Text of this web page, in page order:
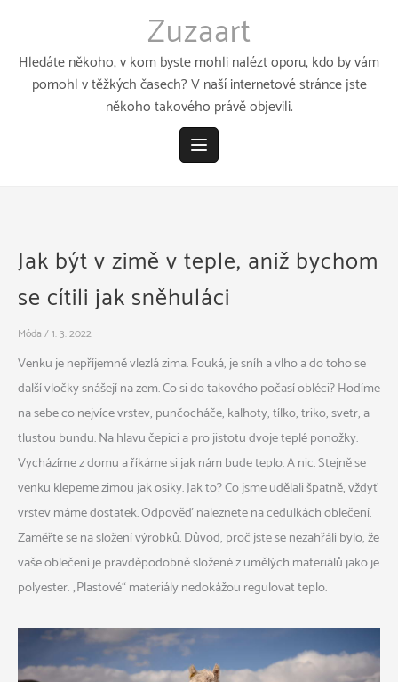
obsahu
Zuzaart
Hledáte někoho, v kom byste mohli nalézt oporu, kdo by vám
pomohl v těžkých časech? V naší internetové stránce jste
někoho takového právě objevili.
Jak být v zimě v teple, aniž bychom
se cítili jak sněhuláci
Móda /1. 3. 2022
Venku je nepříjemně vlezlá zima. Fouká, je sníh a vlho a do toho se
další vločky snášejí na zem. Co si do takového počasí obléci? Hodíme
na sebe co nejvíce vrstev, punčocháče, kalhoty, tílko, triko, svetr, a
tlustou bundu. Na hlavu čepici a pro jistotu dvoje teplé ponožky.
Vycházíme z domu a říkáme si jak nám bude teplo. A nic. Stejně se
venku klepeme zimou jak osiky. Jak to? Co jsme udělali špatně, vždyť
vrstev máme dostatek. Odpověď naleznete na cedulkách oblečení.
Zaměřte se na složení výrobků. Důvod, proč jste se nezahřáli bylo, že
vaše oblečení je pravděpodobně složené z umělých materiálů jako je
polyester. „Plastové“ materiály nedokážou regulovat teplo.